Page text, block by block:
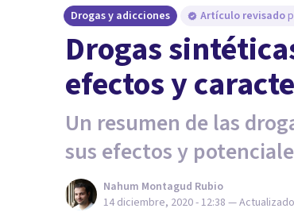
Drogas y adicciones Artículo revisado
Drogas
efectos y
Un resumen de las
sus efectos y
Nahum Montagud Rubio
14 diciembre, 2020 - 12:38 — Actualizado